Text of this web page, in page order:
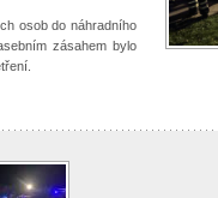
osob do náhradního
zásahem bylo